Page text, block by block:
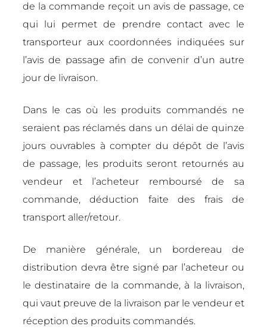
de la commande reçoit un avis de passage, ce
qui lui permet de prendre contact avec le
transporteur aux coordonnées indiquées sur
l’avis de passage afin de convenir d’un autre
jour de livraison.
Dans le cas où les produits commandés ne
seraient pas réclamés dans un délai de quinze
jours ouvrables à compter du dépôt de l’avis
de passage, les produits seront retournés au
vendeur et l’acheteur remboursé de sa
commande, déduction faite des frais de
transport aller/retour.
De manière générale, un bordereau de
distribution devra être signé par l’acheteur ou
le destinataire de la commande, à la livraison,
qui vaut preuve de la livraison par le vendeur et
réception des produits commandés.